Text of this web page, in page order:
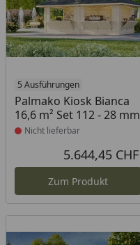
5 Ausführungen
Palmako Kiosk Bianca
16,6 m² Set 112 - 28 mm
Produkt nicht lieferbar
Nicht lieferbar
5.644,45 CHF
Zum Produkt